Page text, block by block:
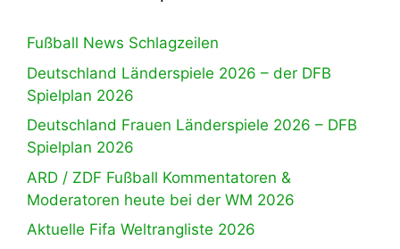
Fußball News Schlagzeilen
Deutschland Länderspiele 2026 – der DFB
Spielplan 2026
Deutschland Frauen Länderspiele 2026 – DFB
Spielplan 2026
ARD / ZDF Fußball Kommentatoren &
Moderatoren heute bei der WM 2026
Aktuelle Fifa Weltrangliste 2026